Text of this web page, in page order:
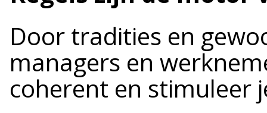
Door tradities en
managers en
coherent en stimuleer